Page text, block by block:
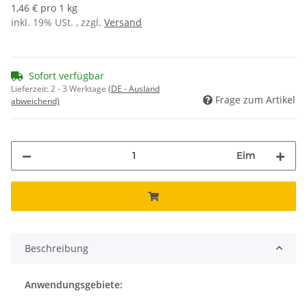
1,46 € pro 1 kg
inkl. 19% USt. , zzgl. Versand
Sofort verfügbar
Lieferzeit:2 - 3 Werktage (DE - Ausland
abweichend)
Frage zum Artikel
Eim
Beschreibung
Anwendungsgebiete: